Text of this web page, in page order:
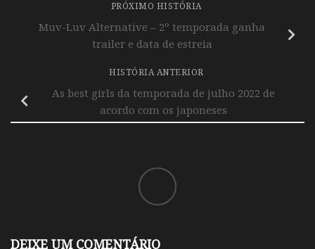
PRÓXIMO HISTÓRIA
Muv-Luv Alternative – 2º temporada ganha
trailer e data de estreia
HISTÓRIA ANTERIOR
As best girls da temporada de julho 2022 de
acordo com os japoneses
DEIXE UM COMENTÁRIO